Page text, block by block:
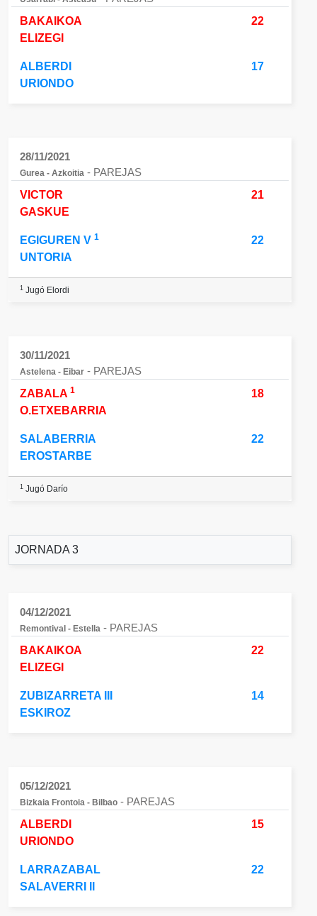
BAKAIKOA
ELIZEGI
22
ALBERDI
URIONDO
17
28/11/2021
Gurea - Azkoitia - PAREJAS
VICTOR
GASKUE
21
EGIGUREN V 1
UNTORIA
22
1 Jugó Elordi
30/11/2021
Astelena - Eibar - PAREJAS
ZABALA 1
O.ETXEBARRIA
18
SALABERRIA
EROSTARBE
22
1 Jugó Darío
JORNADA 3
04/12/2021
Remontival - Estella - PAREJAS
BAKAIKOA
ELIZEGI
22
ZUBIZARRETA III
ESKIROZ
14
05/12/2021
Bizkaia Frontoia - Bilbao - PAREJAS
ALBERDI
URIONDO
15
LARRAZABAL
SALAVERRI II
22